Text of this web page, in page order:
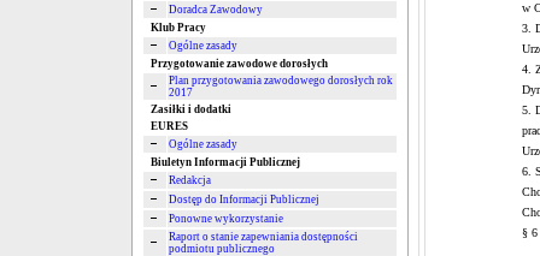
Doradca Zawodowy
Klub Pracy
Ogólne zasady
Przygotowanie zawodowe dorosłych
Plan przygotowania zawodowego dorosłych rok
2017
Zasiłki i dodatki
EURES
Ogólne zasady
Biuletyn Informacji Publicznej
Redakcja
Dostęp do Informacji Publicznej
Ponowne wykorzystanie
Raport o stanie zapewniania dostępności
podmiotu publicznego
w
3.
4.
5.
6.
§ 6